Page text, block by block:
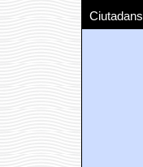
Ciutadans